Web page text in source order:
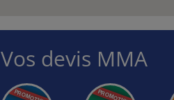
Vos devis MMA